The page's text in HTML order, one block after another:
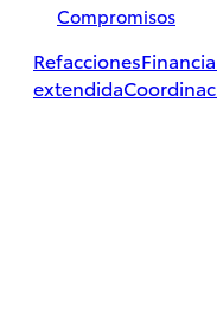
Compromisos
Refacciones
extendida